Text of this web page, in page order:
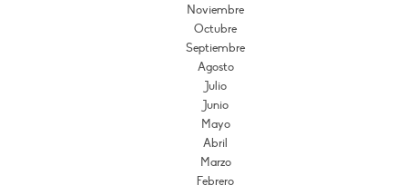
Noviembre
Octubre
Septiembre
Agosto
Julio
Junio
Mayo
Abril
Marzo
Febrero